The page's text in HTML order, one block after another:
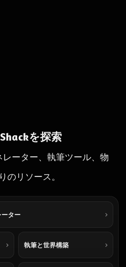
を探索
ーター、執筆ツール、物
のリソース。
ター
執筆と世界構築